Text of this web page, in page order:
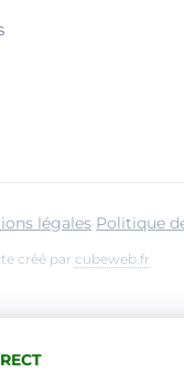
légales·Politique
créé par cubeweb.fr